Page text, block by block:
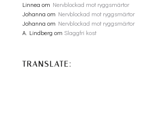
Linnea om Nervblockad mot ryggsmärtor
Johanna om Nervblockad mot ryggsmärtor
Johanna om Nervblockad mot ryggsmärtor
A. Lindberg om Slaggfri kost
TRANSLATE: